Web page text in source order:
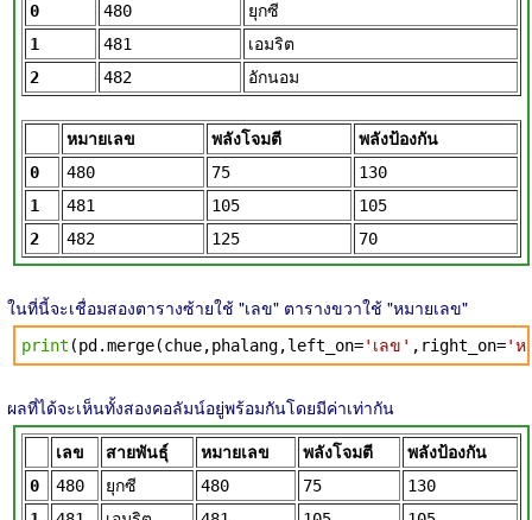
0
480
ยุกซี
1
481
เอมริต
2
482 อักนอม
หมายเลข พลังโจมตี
พลังป้องกัน
0
480 75
130
1
481 105
105
2
482 125 70
ในที่นี้จะเชื่อมสองตารางซ้ายใช้ "เลข" ตารางขวาใช้ "หมายเลข"
print (pd.merge(chue,phalang,left_on='เลข' ,right_on='ห
ผลที่ได้จะเห็นทั้งสองคอลัมน์อยู่พร้อมกันโดยมีค่าเท่ากัน
เลข สายพันธุ์ หมายเลข พลังโจมตี
พลังป้องกัน
0
480 ยุกซี 480 75
130